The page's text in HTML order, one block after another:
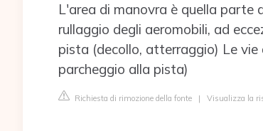
L'area di manovra è quella
rullaggio degli aeromobili, ad
pista (decollo, atterraggio) Le
parcheggio alla pista)
Richiesta di rimozione della fonte | Visualizza la